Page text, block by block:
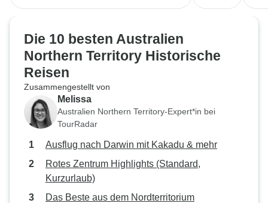
Die 10 besten Australien
Northern Territory Historische
Reisen
Zusammengestellt von
Melissa
Australien Northern Territory-Expert*in bei
TourRadar
Ausflug nach Darwin mit Kakadu & mehr
Rotes Zentrum Highlights (Standard,
Kurzurlaub)
Das Beste aus dem Nordterritorium